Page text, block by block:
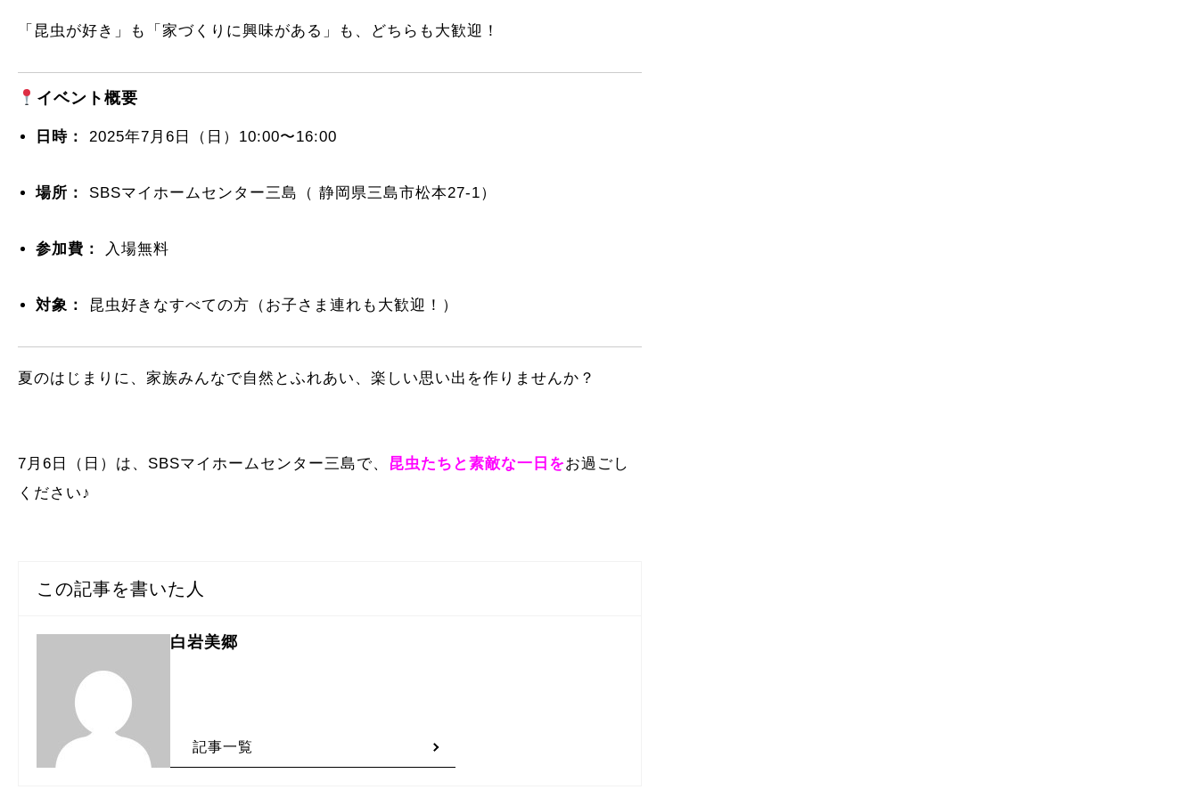
「昆虫が好き」も「家づくりに興味がある」も、どちらも大歓迎！
イベント概要
日時： 2025年7月6日（日）10:00〜16:00
場所： SBSマイホームセンター三島（ 静岡県三島市松本27-1）
参加費： 入場無料
対象： 昆虫好きなすべての方（お子さま連れも大歓迎！）
夏のはじまりに、家族みんなで自然とふれあい、楽しい思い出を作りませんか？
7月6日（日）は、SBSマイホームセンター三島で、 昆虫たちと素敵な一日をお過ごし
ください♪
この記事を書いた人
白岩美郷
記事一覧